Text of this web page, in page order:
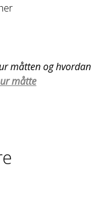
måtten og hvordan
måtte